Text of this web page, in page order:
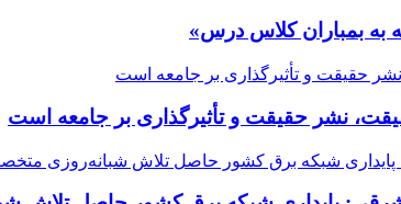
به بمباران کلاس درس»
نشر حقیقت و تأثیرگذاری بر جامعه است